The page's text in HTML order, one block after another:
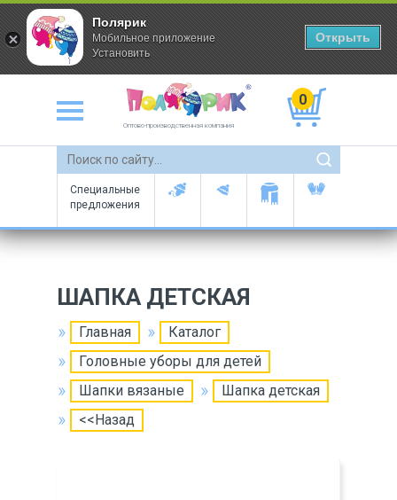
Оптово-производственная компания
0
Специальные
предложения
ШАПКА ДЕТСКАЯ
Главная
Каталог
Головные уборы для детей
Шапки вязаные
Шапка детская
<<Назад
Полярик
Мобильное приложение
Установить
Открыть